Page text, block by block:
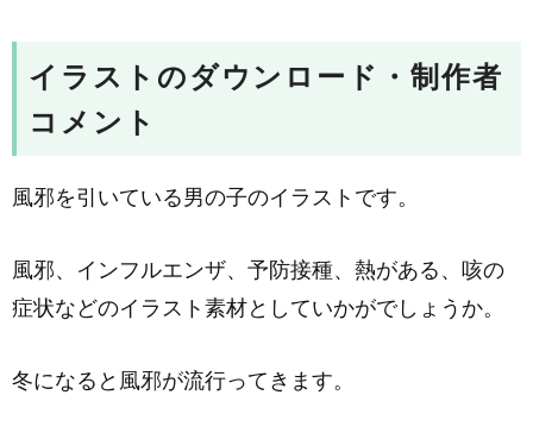
イラストのダウンロード・制作者
コメント
風邪を引いている男の子のイラストです。
風邪、インフルエンザ、予防接種、熱がある、咳の
症状などのイラスト素材としていかがでしょうか。
冬になると風邪が流行ってきます。